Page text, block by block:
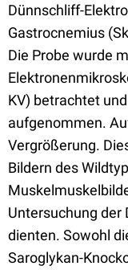
Dünnschliff-
Gastrocnemius
Die Probe wurde
KV) betrachtet
aufgenommen.
Vergrößerung.
Bildern des
Untersuchung der
dienten. Sowohl
Saroglykan-